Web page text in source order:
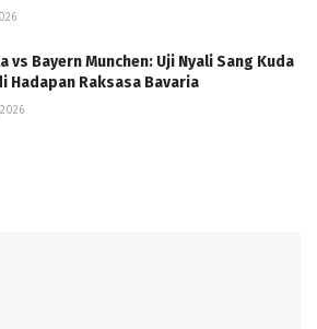
vs Bayern Munchen: Uji Nyali Sang Kuda
Hadapan Raksasa Bavaria